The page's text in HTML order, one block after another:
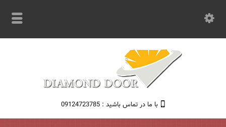
با ما در تماس باشید : 09124723785